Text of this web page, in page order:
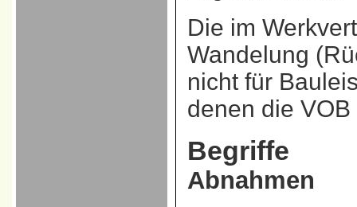
Die im
Wandelung
nicht für
denen die
Begriffe
Abnahmen